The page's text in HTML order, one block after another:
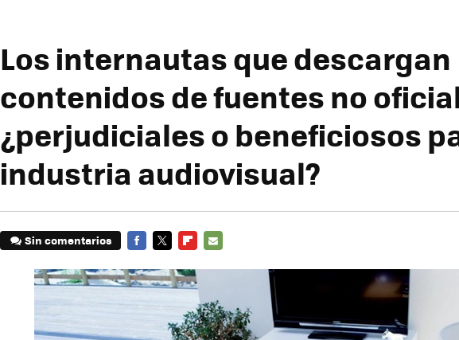
Los internautas que descargan
contenidos de fuentes no
¿perjudiciales o beneficiosos
industria audiovisual?
Sin comentarios